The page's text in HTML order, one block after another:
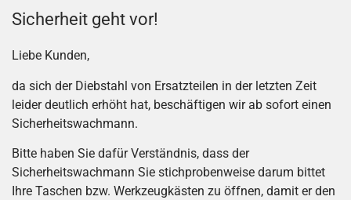
Sicherheit geht vor!
Liebe Kunden,
da sich der Diebstahl von Ersatzteilen in der letzten Zeit
leider deutlich erhöht hat, beschäftigen wir ab sofort einen
Sicherheitswachmann.
Bitte haben Sie dafür Verständnis, dass der
Sicherheitswachmann Sie stichprobenweise darum bittet
Ihre Taschen bzw. Werkzeugkästen zu öffnen, damit er den